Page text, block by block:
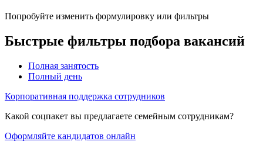
Попробуйте изменить формулировку или фильтры
Быстрые фильтры подбора вакансий
Полная занятость
Полный день
Корпоративная поддержка сотрудников
Какой соцпакет вы предлагаете семейным сотрудникам?
Оформляйте кандидатов онлайн